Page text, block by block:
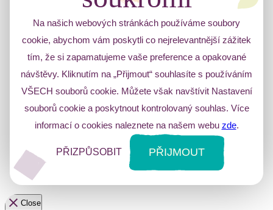
Na našich webových stránkách používáme soubory
cookie, abychom vám poskytli co nejrelevantnější zážitek
tím, že si zapamatujeme vaše preference a opakované
návštěvy. Kliknutím na „Přijmout“ souhlasíte s používáním
VŠECH souborů cookie. Můžete však navštívit Nastavení
souborů cookie a poskytnout kontrolovaný souhlas. Více
informací o cookies naleznete na našem webu zde.
PŘIZPŮSOBIT PŘIJMOUT
Close